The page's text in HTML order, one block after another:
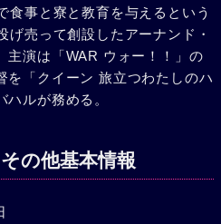
食事と寮と教育を与えるという
げ売って創設したアーナンド・
主演は「WAR ウォー！！」の
を「クイーン 旅立つわたしのハ
ルが務める。
の他基本情報